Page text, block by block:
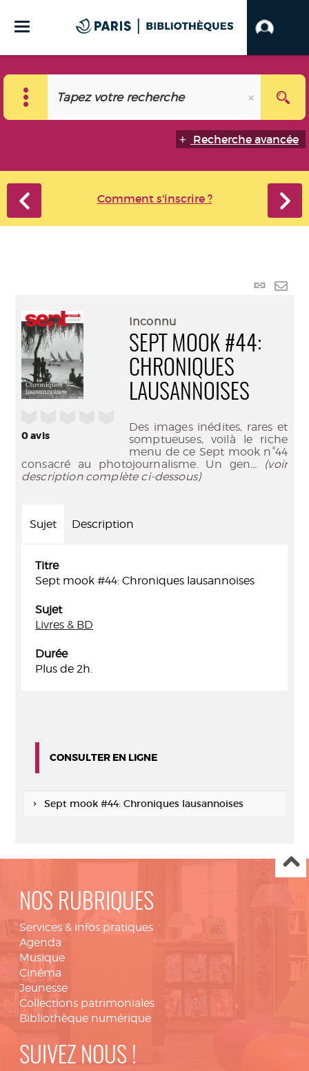
Recherche avancée
Comment s'inscrire ?
Lien
0avis
Inconnu
SEPT MOOK #44:
CHRONIQUES
LAUSANNOISES
Des images inédites, rares et
somptueuses, voilà le riche
menu de ce Sept mook n°44
consacré au photojournalisme. Un gen... (voir
description complète ci-dessous)
Sujet Description
Titre
Sept mook #44: Chroniques lausannoises
Sujet
Livres & BD
Durée
Plus de 2h.
CONSULTER EN LIGNE
Sept mook #44: Chroniques lausannoises
NOS RUBRIQUES
Services & infos pratiques
Agenda
Musique
Cinéma
Jeunesse
Collections patrimoniales
Bibliothèque numérique
SUIVEZ NOUS !